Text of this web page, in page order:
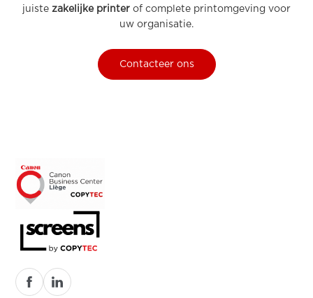
juiste zakelijke printer of complete printomgeving voor
uw organisatie.
Contacteer ons